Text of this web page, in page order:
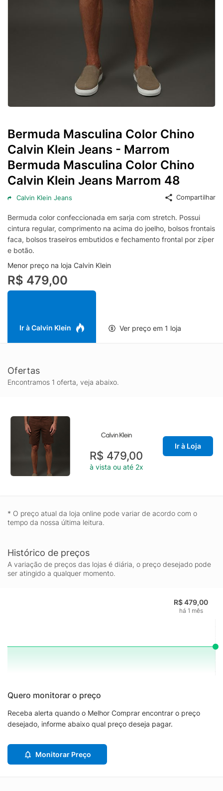
Bermuda Masculina Color Chino
Calvin Klein Jeans - Marrom
Bermuda Masculina Color Chino
Calvin Klein Jeans Marrom 48
Calvin Klein Jeans Compartilhar
Bermuda color confeccionada em sarja com stretch. Possui
cintura regular, comprimento na acima do joelho, bolsos frontais
faca, bolsos traseiros embutidos e fechamento frontal por zíper
e botão.
Menor preço na loja Calvin Klein
R$ 479,00
Ir à Calvin Klein Ver preço em 1 loja
Ofertas
Encontramos 1 oferta, veja abaixo.
R$ 479,00
à vista ou até 2x
Ir à Loja
* O preço atual da loja online pode variar de acordo com o
tempo da nossa última leitura.
Histórico de preços
A variação de preços das lojas é diária, o preço desejado pode
ser atingido a qualquer momento.
R$ 479,00
há 1 mês
Quero monitorar o preço
Receba alerta quando o Melhor Comprar encontrar o preço
desejado, informe abaixo qual preço deseja pagar.
Monitorar Preço